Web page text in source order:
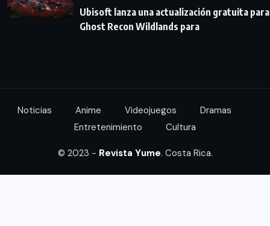
Ubisoft lanza una actualización gratuita para
Ghost Recon Wildlands para
Noticias Anime Videojuegos
Dramas
Entretenimiento
Cultura
© 2023 - Revista Yume. Costa Rica.